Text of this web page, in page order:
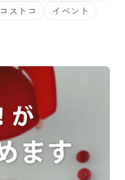
コストコ
イベント